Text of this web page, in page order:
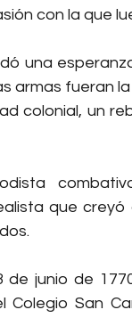
con la que
una
armas fueran
colonial, un
que
de junio de
Colegio San